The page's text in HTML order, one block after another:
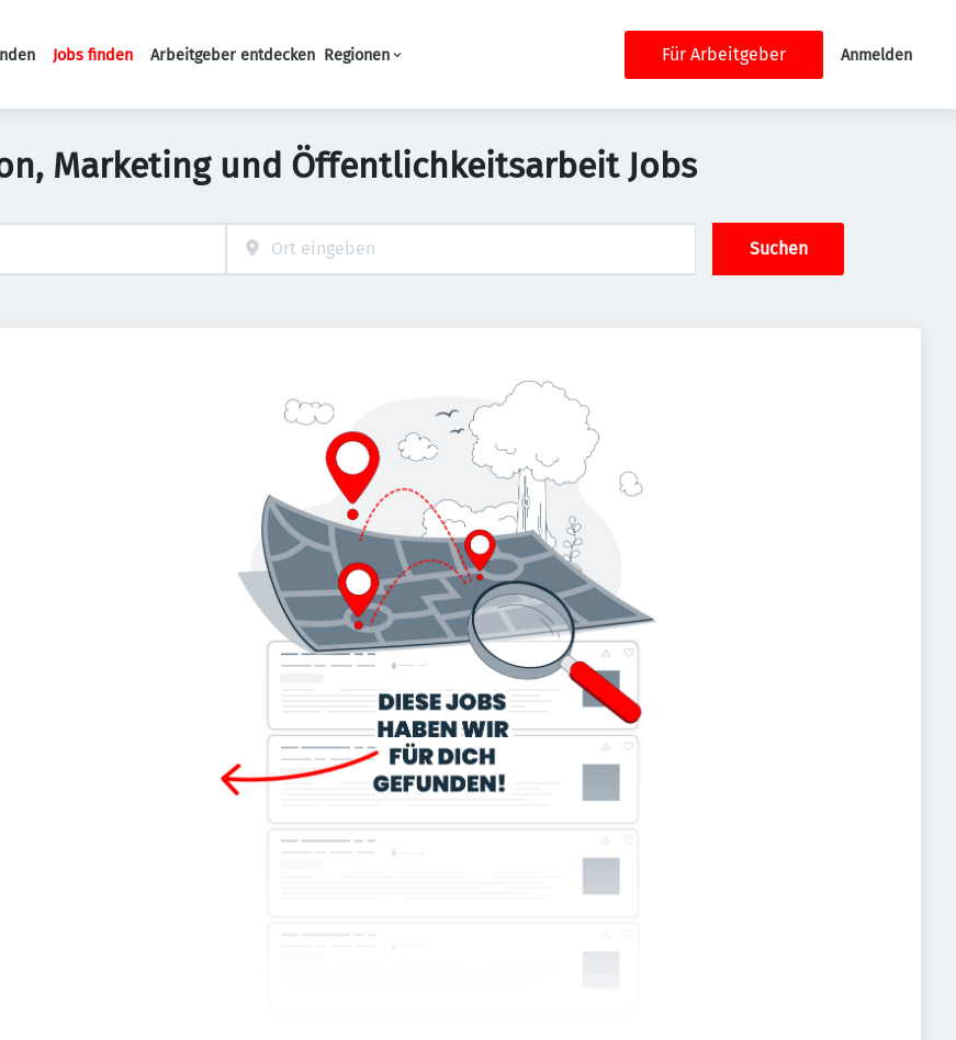
Haupt-Navigation
Jobs finden Arbeitgeber entdecken Regionen Für Arbeitgeber Anmelden
Marketing und Öffentlichkeitsarbeit Jobs
Suchen